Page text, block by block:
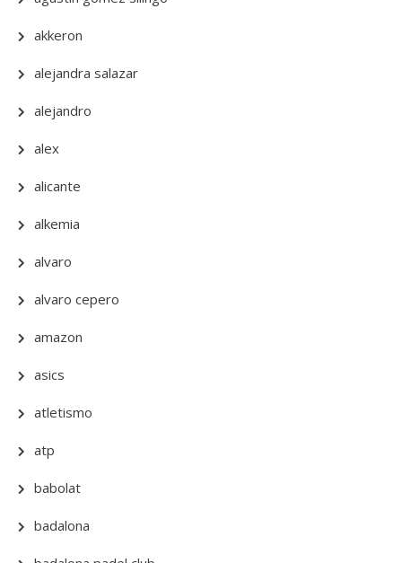
akkeron
alejandra salazar
alejandro
alex
alicante
alkemia
alvaro
alvaro cepero
amazon
asics
atletismo
atp
babolat
badalona